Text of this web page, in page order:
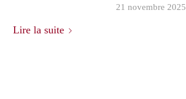
21 novembre 2025
Lire la suite